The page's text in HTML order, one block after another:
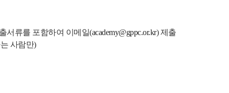
서류를 포함하여 이메일(academy@gppc.or.kr) 제출
사람만)